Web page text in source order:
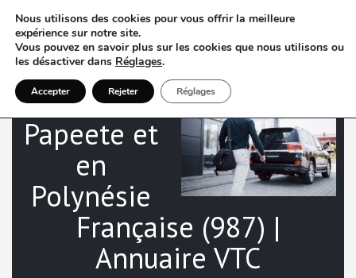
VTC à
Papeete et
en
Polynésie
Française (987) |
Annuaire VTC
Nous utilisons des cookies pour vous offrir la meilleure
expérience sur notre site.
Vous pouvez en savoir plus sur les cookies que nous utilisons ou
les désactiver dans Réglages.
Accepter Rejeter Réglages